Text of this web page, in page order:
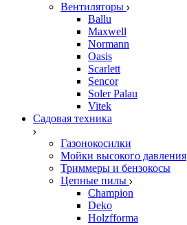
Вентиляторы
Ballu
Maxwell
Normann
Oasis
Scarlett
Sencor
Soler Palau
Vitek
Садовая техника
Газонокосилки
Мойки высокого давления
Триммеры и бензокосы
Цепные пилы
Champion
Deko
Holzfforma